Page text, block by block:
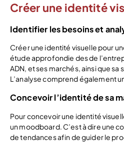
Créer une identité
Identifier les besoins et
Créer une identité visuelle pour
étude approfondie des de
ADN, et ses marchés, ainsi que
L’analyse comprend également
Concevoir l’identité de sa
Pour concevoir une identité
un moodboard. C’est à dire une
de tendances afin de guider le